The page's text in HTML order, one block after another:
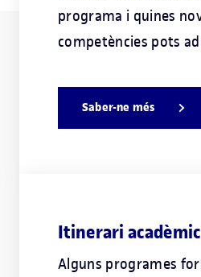
programa i quines
competències pots
Saber-ne més
Itinerari acadèmic
Alguns programes